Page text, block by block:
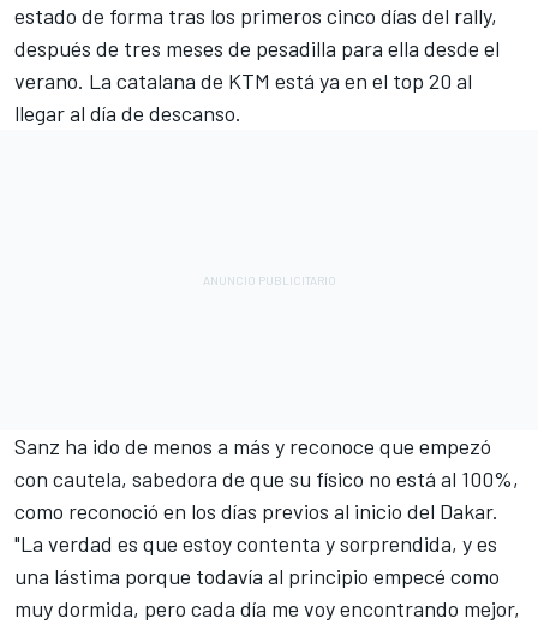
estado de forma tras los primeros cinco días del rally,
después de tres meses de pesadilla para ella desde el
verano. La catalana de KTM está ya en el top 20 al
llegar al día de descanso.
Sanz ha ido de menos a más y reconoce que empezó
con cautela, sabedora de que su físico no está al 100%,
como reconoció en los días previos al inicio del Dakar.
"La verdad es que estoy contenta y sorprendida, y es
una lástima porque todavía al principio empecé como
muy dormida, pero cada día me voy encontrando mejor,